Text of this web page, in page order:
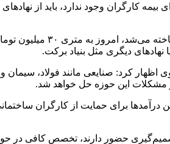
کارگران وجود ندارد، باید از
وی افزود: قیمت ساخت‌وساز در سال‌های اخیر رشد چشمگیری
نهادهای دیگری مثل بنیاد برکت.
اظهار کرد: صنایعی مانند فولاد،
مشکلات این حوزه حل خواهد شد.
برای حمایت از کارگران
حضور دارند، تخصص کافی در